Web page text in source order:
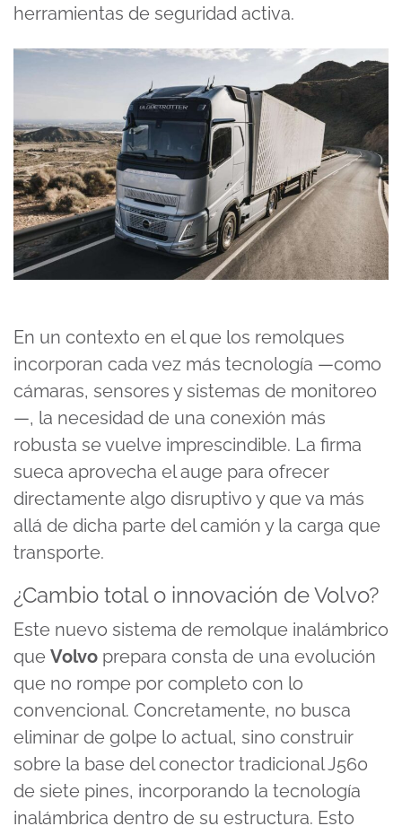
herramientas de seguridad activa.
En un contexto en el que los remolques
incorporan cada vez más tecnología —como
cámaras, sensores y sistemas de monitoreo
—, la necesidad de una conexión más
robusta se vuelve imprescindible. La firma
sueca aprovecha el auge para ofrecer
directamente algo disruptivo y que va más
allá de dicha parte del camión y la carga que
transporte.
¿Cambio total o innovación de Volvo?
Este nuevo sistema de remolque inalámbrico
que Volvo prepara consta de una evolución
que no rompe por completo con lo
convencional. Concretamente, no busca
eliminar de golpe lo actual, sino construir
sobre la base del conector tradicional J560
de siete pines, incorporando la tecnología
inalámbrica dentro de su estructura. Esto